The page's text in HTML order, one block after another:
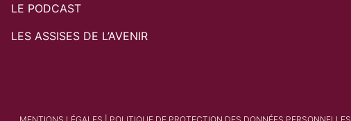
LE PODCAST
LES ASSISES DE L’AVENIR